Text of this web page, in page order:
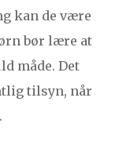
kan de være
bør lære at
måde. Det
tilsyn, når